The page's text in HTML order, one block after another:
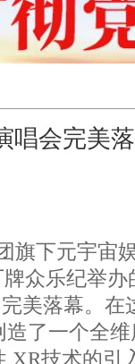
唱会完美
旗下元宇宙
众乐纪举
美落幕。在
了一个全
技术的引